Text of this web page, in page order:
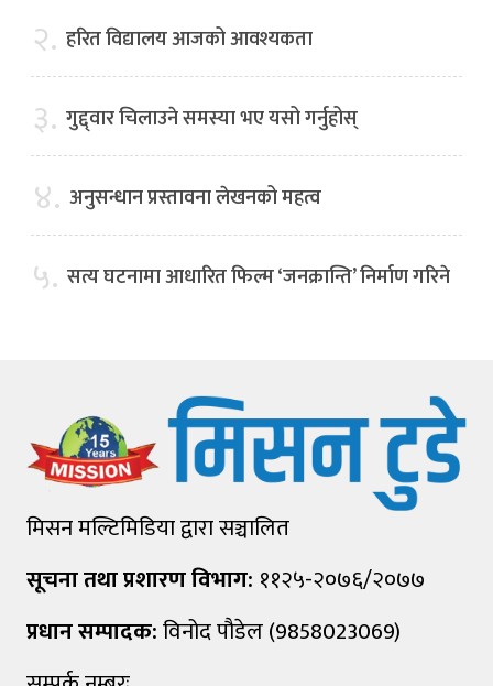
२. हरित विद्यालय आजको आवश्यकता
३. गुद्द्वार चिलाउने समस्या भए यसो गर्नुहोस्
४. अनुसन्धान प्रस्तावना लेखनको महत्व
५. सत्य घटनामा आधारित फिल्म ‘जनक्रान्ति’ निर्माण गरिने
मिसन मल्टिमिडिया द्वारा सञ्चालित
सूचना तथा प्रशारण विभाग: ११२५-२०७६/२०७७
प्रधान सम्पादक:विनोद पौडेल (9858023069)